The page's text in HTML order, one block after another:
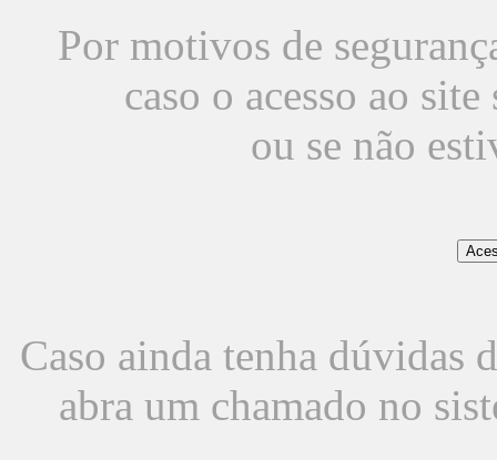
Por motivos de
caso o acesso ao
ou se não
Caso ainda tenha dúvidas
abra um chamado no